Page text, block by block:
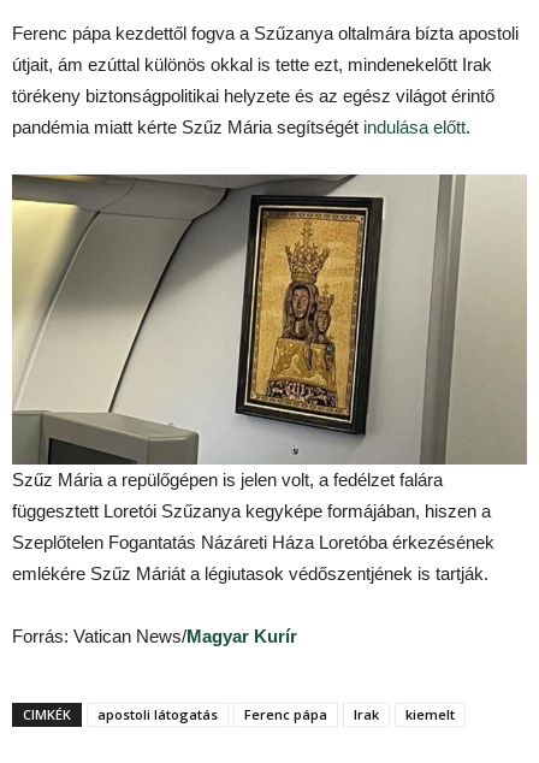
Ferenc pápa kezdettől fogva a Szűzanya oltalmára bízta apostoli
útjait, ám ezúttal különös okkal is tette ezt, mindenekelőtt Irak
törékeny biztonságpolitikai helyzete és az egész világot érintő
pandémia miatt kérte Szűz Mária segítségét indulása előtt.
Szűz Mária a repülőgépen is jelen volt, a fedélzet falára
függesztett Loretói Szűzanya kegyképe formájában, hiszen a
Szeplőtelen Fogantatás Názáreti Háza Loretóba érkezésének
emlékére Szűz Máriát a légiutasok védőszentjének is tartják.
Forrás: Vatican News/Magyar Kurír
CIMKÉK apostoli látogatás Ferenc pápa Irak kiemelt